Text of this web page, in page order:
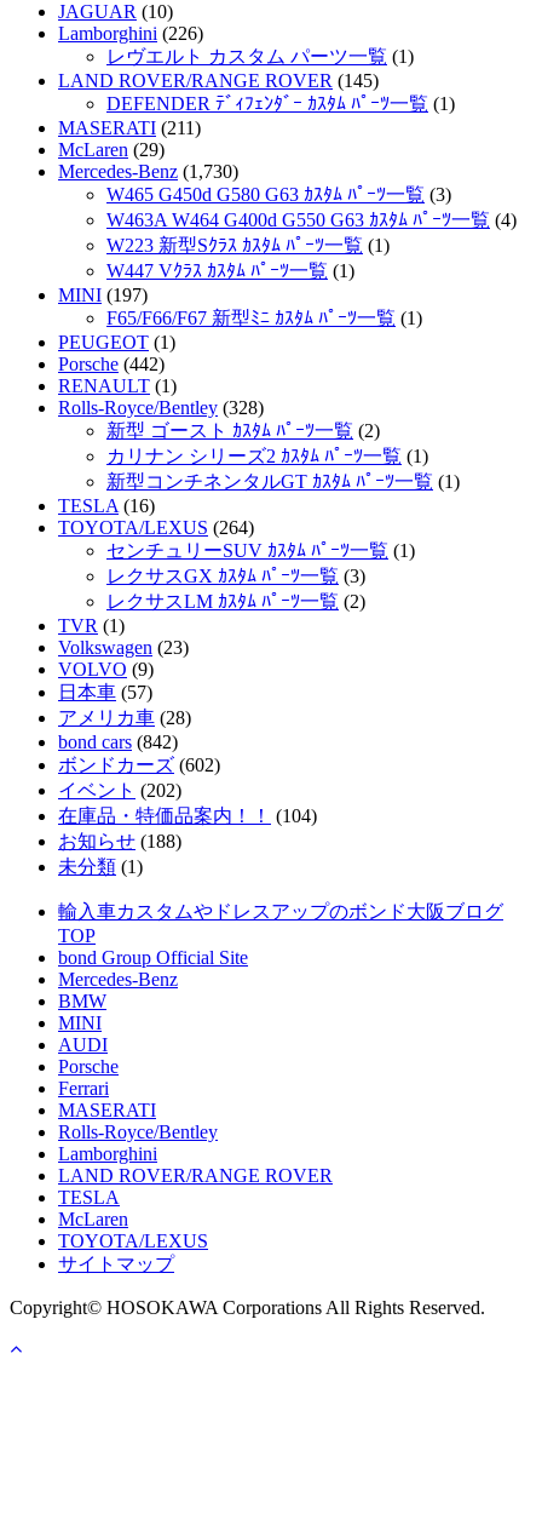
JAGUAR (10)
Lamborghini (226)
レヴエルト カスタム パーツ一覧 (1)
LAND ROVER/RANGE ROVER (145)
DEFENDER ﾃﾞｨﾌｪﾝﾀﾞｰ ｶｽﾀﾑ ﾊﾟｰﾂ一覧 (1)
MASERATI (211)
McLaren (29)
Mercedes-Benz (1,730)
W465 G450d G580 G63 ｶｽﾀﾑ ﾊﾟｰﾂ一覧 (3)
W463A W464 G400d G550 G63 ｶｽﾀﾑ ﾊﾟｰﾂ一覧 (4)
W223 新型Sｸﾗｽ ｶｽﾀﾑ ﾊﾟｰﾂ一覧 (1)
W447 Vｸﾗｽ ｶｽﾀﾑ ﾊﾟｰﾂ一覧 (1)
MINI (197)
F65/F66/F67 新型ﾐﾆ ｶｽﾀﾑ ﾊﾟｰﾂ一覧 (1)
PEUGEOT (1)
Porsche (442)
RENAULT (1)
Rolls-Royce/Bentley (328)
新型 ゴースト ｶｽﾀﾑ ﾊﾟｰﾂ一覧 (2)
カリナン シリーズ2 ｶｽﾀﾑ ﾊﾟｰﾂ一覧 (1)
新型コンチネンタルGT ｶｽﾀﾑ ﾊﾟｰﾂ一覧 (1)
TESLA (16)
TOYOTA/LEXUS (264)
センチュリーSUV ｶｽﾀﾑ ﾊﾟｰﾂ一覧 (1)
レクサスGX ｶｽﾀﾑ ﾊﾟｰﾂ一覧 (3)
レクサスLM ｶｽﾀﾑ ﾊﾟｰﾂ一覧 (2)
TVR (1)
Volkswagen (23)
VOLVO (9)
日本車 (57)
アメリカ車 (28)
bond cars (842)
ボンドカーズ (602)
イベント (202)
在庫品・特価品案内！！
(104)
お知らせ (188)
未分類 (1)
輸入車カスタムやドレスアップのボンド大阪ブログ
TOP
bond Group Official Site
Mercedes-Benz
BMW
MINI
AUDI
Porsche
Ferrari
MASERATI
Rolls-Royce/Bentley
Lamborghini
LAND ROVER/RANGE ROVER
TESLA
McLaren
TOYOTA/LEXUS
サイトマップ
Copyright© HOSOKAWA Corporations All Rights Reserved.